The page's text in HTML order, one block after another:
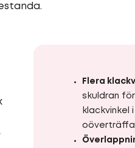
Flera
skuldran
klackvinkel